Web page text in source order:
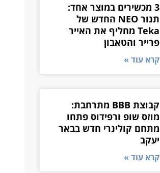
3 מכשירים במוצר אחד:
תנור NEO החדש של
Teka מחליף את האייר
פרייר והטאבון
קרא עוד »
קבוצת BBB מתרחבת:
מוזס שופ ורפידוס פתחו
מתחם קולינרי חדש בבאר
יעקב
קרא עוד »